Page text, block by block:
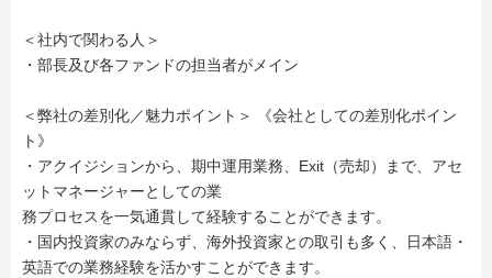
＜社内で関わる人＞
・部長及び各ファンドの担当者がメイン
＜弊社の差別化／魅力ポイント＞ 《会社としての差別化ポイン
ト》
・アクイジションから、期中運用業務、Exit（売却）まで、アセ
ットマネージャーとしての業
務プロセスを一気通貫して経験することができます。
・国内投資家のみならず、海外投資家との取引も多く、日本語・
英語での業務経験を活かすことができます。